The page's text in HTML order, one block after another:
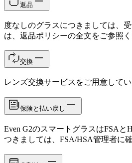
返品
度なしのグラスにつきましては、
は、返品ポリシーの全文をご参照く
交換
レンズ交換サービスをご用意して
保険と払い戻し
Even G2のスマートグラスはFSA
つきましては、FSA/HSA管理者に